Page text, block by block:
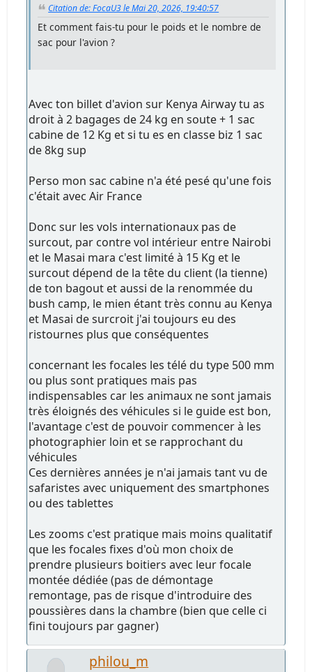
Citation de: FocaU3 le Mai 20, 2026, 19:40:57
Et comment fais-tu pour le poids et le nombre de
sac pour l'avion ?
Avec ton billet d'avion sur Kenya Airway tu as
droit à 2 bagages de 24 kg en soute + 1 sac
cabine de 12 Kg et si tu es en classe biz 1 sac
de 8kg sup
Perso mon sac cabine n'a été pesé qu'une fois
c'était avec Air France
Donc sur les vols internationaux pas de
surcout, par contre vol intérieur entre Nairobi
et le Masai mara c'est limité à 15 Kg et le
surcout dépend de la tête du client (la tienne)
de ton bagout et aussi de la renommée du
bush camp, le mien étant très connu au Kenya
et Masai de surcroit j'ai toujours eu des
ristournes plus que conséquentes
concernant les focales les télé du type 500 mm
ou plus sont pratiques mais pas
indispensables car les animaux ne sont jamais
très éloignés des véhicules si le guide est bon,
l'avantage c'est de pouvoir commencer à les
photographier loin et se rapprochant du
véhicules
Ces dernières années je n'ai jamais tant vu de
safaristes avec uniquement des smartphones
ou des tablettes
Les zooms c'est pratique mais moins qualitatif
que les focales fixes d'où mon choix de
prendre plusieurs boitiers avec leur focale
montée dédiée (pas de démontage
remontage, pas de risque d'introduire des
poussières dans la chambre (bien que celle ci
fini toujours par gagner)
philou_m